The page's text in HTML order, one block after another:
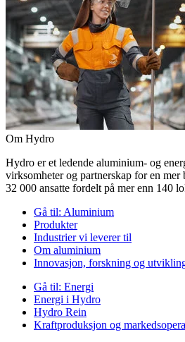
Om Hydro
Hydro er et ledende aluminium- og
virksomheter og partnerskap for en
32 000 ansatte fordelt på mer enn 140
Gå til: Aluminium
Produkter
Industrier vi leverer til
Om aluminium
Innovasjon, forskning og
Gå til: Energi
Energi i Hydro
Hydro Rein
Kraftproduksjon og